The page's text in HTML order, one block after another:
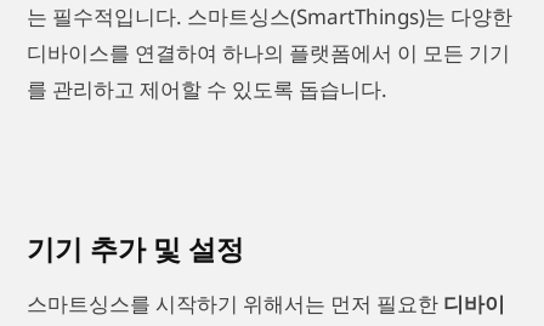
는 필수적입니다. 스마트싱스(SmartThings)는 다양한
디바이스를 연결하여 하나의 플랫폼에서 이 모든 기기
를 관리하고 제어할 수 있도록 돕습니다.
기기 추가 및 설정
스마트싱스를 시작하기 위해서는 먼저 필요한 디바이